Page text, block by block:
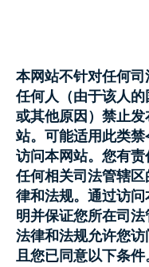
本网站不针对任何
任何人（由于该人
或其他原因）禁止
站。可能适用此类
访问本网站。您有
任何相关司法管辖
律和法规。通过访
明并保证您所在司
法律和法规允许您
且您已同意以下条件